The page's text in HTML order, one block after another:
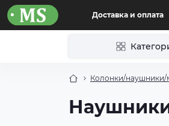
Доставка и оплата
Колонки/